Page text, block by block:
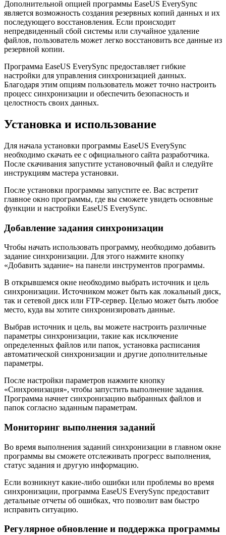
Дополнительной опцией программы EaseUS EverySync
является возможность создания резервных копий данных и их
последующего восстановления. Если происходит
непредвиденный сбой системы или случайное удаление
файлов, пользователь может легко восстановить все данные из
резервной копии.
Программа EaseUS EverySync предоставляет гибкие
настройки для управления синхронизацией данных.
Благодаря этим опциям пользователь может точно настроить
процесс синхронизации и обеспечить безопасность и
целостность своих данных.
Установка и использование
Для начала установки программы EaseUS EverySync
необходимо скачать ее с официального сайта разработчика.
После скачивания запустите установочный файл и следуйте
инструкциям мастера установки.
После установки программы запустите ее. Вас встретит
главное окно программы, где вы сможете увидеть основные
функции и настройки EaseUS EverySync.
Добавление задания синхронизации
Чтобы начать использовать программу, необходимо добавить
задание синхронизации. Для этого нажмите кнопку
«Добавить задание» на панели инструментов программы.
В открывшемся окне необходимо выбрать источник и цель
синхронизации. Источником может быть как локальный диск,
так и сетевой диск или FTP-сервер. Целью может быть любое
место, куда вы хотите синхронизировать данные.
Выбрав источник и цель, вы можете настроить различные
параметры синхронизации, такие как исключение
определенных файлов или папок, установка расписания
автоматической синхронизации и другие дополнительные
параметры.
После настройки параметров нажмите кнопку
«Синхронизация», чтобы запустить выполнение задания.
Программа начнет синхронизацию выбранных файлов и
папок согласно заданным параметрам.
Мониторинг выполнения заданий
Во время выполнения заданий синхронизации в главном окне
программы вы сможете отслеживать прогресс выполнения,
статус задания и другую информацию.
Если возникнут какие-либо ошибки или проблемы во время
синхронизации, программа EaseUS EverySync предоставит
детальные отчеты об ошибках, что позволит вам быстро
исправить ситуацию.
Регулярное обновление и поддержка программы